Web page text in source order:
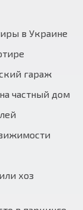
в Украине
гараж
частный дом
хоз